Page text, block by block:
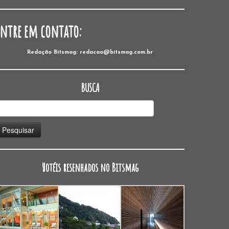
em contato:
Redação Bitsmag: redacao@bitsmag.com.br
BUSCA
Hotéis resenhados no Bitsmag